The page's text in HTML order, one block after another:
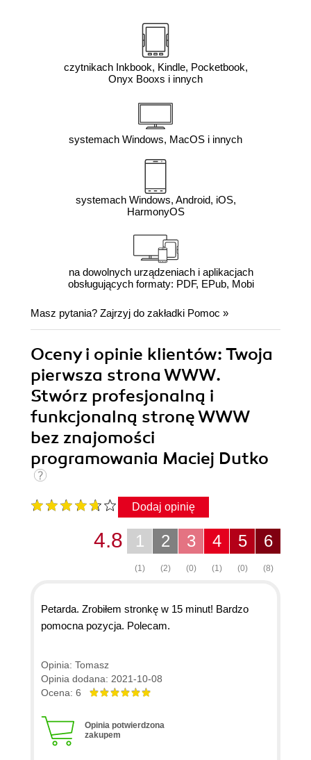
czytnikach Inkbook, Kindle, Pocketbook,
Onyx Booxs i innych
systemach Windows, MacOS i innych
systemach Windows, Android, iOS,
HarmonyOS
na dowolnych urządzeniach i aplikacjach
obsługujących formaty: PDF, EPub, Mobi
Masz pytania? Zajrzyj do zakładki Pomoc »
Oceny i opinie klientów: Twoja
pierwsza strona WWW.
Stwórz profesjonalną i
funkcjonalną stronę WWW
bez znajomości
programowania Maciej Dutko
Dodaj opinię
6
(8)
5
(0)
4
(1)
3
(0)
2
(2)
1
(1)
4.8
Petarda. Zrobiłem stronkę w 15 minut! Bardzo
pomocna pozycja. Polecam.
Opinia: Tomasz
Opinia dodana: 2021-10-08
Ocena: 6
Opinia potwierdzona
zakupem